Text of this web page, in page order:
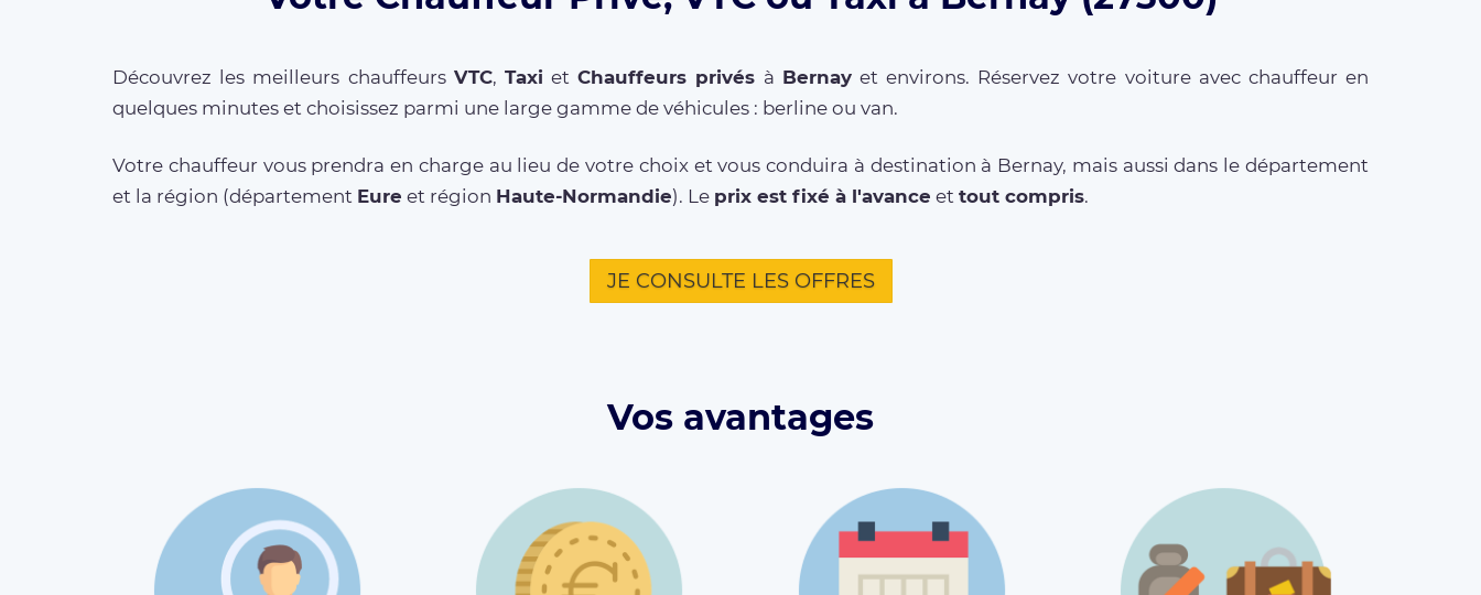
Découvrez les meilleurs chauffeurs VTC, Taxi etChauffeurs privés à Bernayet environs. Réservez votre voiture avec chauffeur en
quelques minutes et choisissez parmi une large gamme de véhicules : berline ou van.
Votre chauffeur vous prendra en charge au lieu de votre choix et vous conduira à destination à Bernay, mais aussi dans le département
et la région (département Eure et région Haute-Normandie). Le prix est fixé à l'avance et tout compris.
JE CONSULTE LES OFFRES
Vos avantages